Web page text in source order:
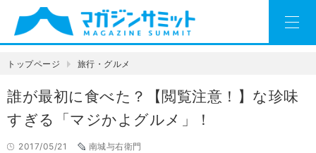
トップページ 旅行・グルメ
誰が最初に食べた？【閲覧注意！】な珍味
すぎる「マジかよグルメ」！
2017/05/21
南城与右衛門